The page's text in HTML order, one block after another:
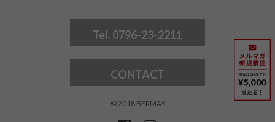
Tel. 0796-23-2211
CONTACT
© 2018 BERMAS